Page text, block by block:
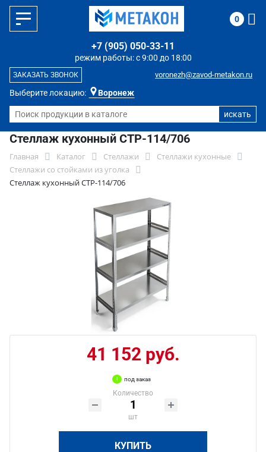
Выберите локацию: Воронеж
режим работы: с 9:00 до 18:00
+7 (905) 050-33-11
voronezh@zavod-metakon.ru
ЗАКАЗАТЬ ЗВОНОК
0
Стеллаж кухонный СТР-114/706
Главная Каталог Стеллажи
Стеллажи кухонные
Стеллажи со стойками из уголка
Стеллаж кухонный СТР-114/706
41 152 руб.
под заказ
Количество
шт
КУПИТЬ